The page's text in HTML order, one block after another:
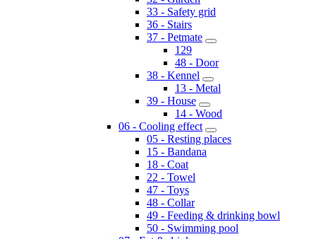
33 - Safety grid
36 - Stairs
37 - Petmate
129
48 - Door
38 - Kennel
13 - Metal
39 - House
14 - Wood
06 - Cooling effect
05 - Resting places
15 - Bandana
18 - Coat
22 - Towel
47 - Toys
48 - Collar
49 - Feeding & drinking bowl
50 - Swimming pool